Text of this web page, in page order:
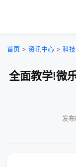
首页 > 资讯中心 > 科
全面教学!微
发